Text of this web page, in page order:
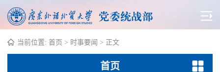
当前位置: 首页 > 时事要闻 > 正文
首页